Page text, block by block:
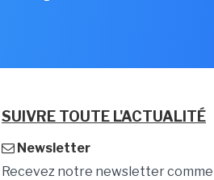
SUIVRE TOUTE L'ACTUALITÉ
Newsletter
Recevez notre newsletter comme